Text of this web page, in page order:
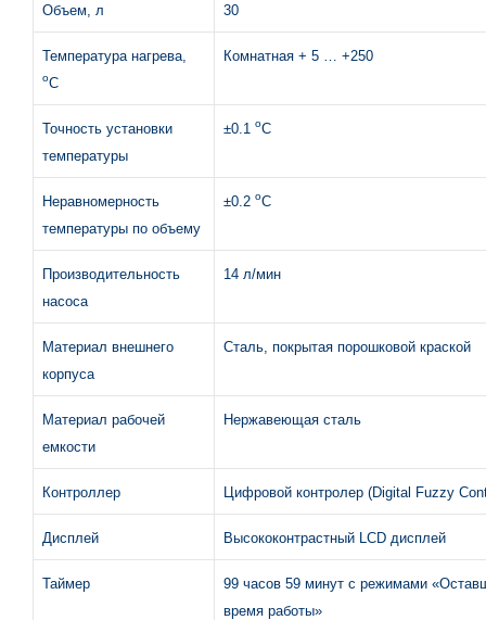
Объем, л 30
Температура нагрева,
оС
Комнатная + 5 … +250
Точность установки
температуры
±0.1 оС
Неравномерность
температуры по объему
±0.2 оС
Производительность
насоса
14 л/мин
Материал внешнего
корпуса
Сталь, покрытая порошковой краской
Материал рабочей
емкости
Нержавеющая сталь
Контроллер Цифровой контролер (Digital Fuzzy
Дисплей Высококонтрастный LCD дисплей
Таймер
99 часов 59 минут с режимами
время работы»